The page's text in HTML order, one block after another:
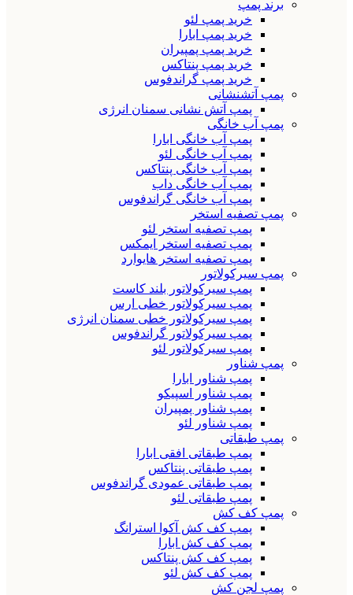
برند پمپ
خرید پمپ لئو
خرید پمپ ابارا
خرید پمپ پمپیران
خرید پمپ پنتاکس
خرید پمپ گراندفوس
پمپ آتشنشانی
پمپ آتش نشانی سمنان انرژی
پمپ آب خانگی
پمپ آب خانگی ابارا
پمپ آب خانگی لئو
پمپ آب خانگی پنتاکس
پمپ آب خانگی داب
پمپ آب خانگی گراندفوس
پمپ تصفیه استخر
پمپ تصفیه استخر لئو
پمپ تصفیه استخر ایمکس
پمپ تصفیه استخر هایوارد
پمپ سیرکولاتور
پمپ سیرکولاتور بلند کاست
پمپ سیرکولاتور خطی ارس
پمپ سیرکولاتور خطی سمنان انرژی
پمپ سیرکولاتور گراندفوس
پمپ سیرکولاتور لئو
پمپ شناور
پمپ شناور ابارا
پمپ شناور اسپیکو
پمپ شناور پمپیران
پمپ شناور لئو
پمپ طبقاتی
پمپ طبقاتی افقی ابارا
پمپ طبقاتی پنتاکس
پمپ طبقاتی عمودی گراندفوس
پمپ طبقاتی لئو
پمپ کف کش
پمپ کف کش آکوا استرانگ
پمپ کف کش ابارا
پمپ کف کش پنتاکس
پمپ کف کش لئو
پمپ لجن کش